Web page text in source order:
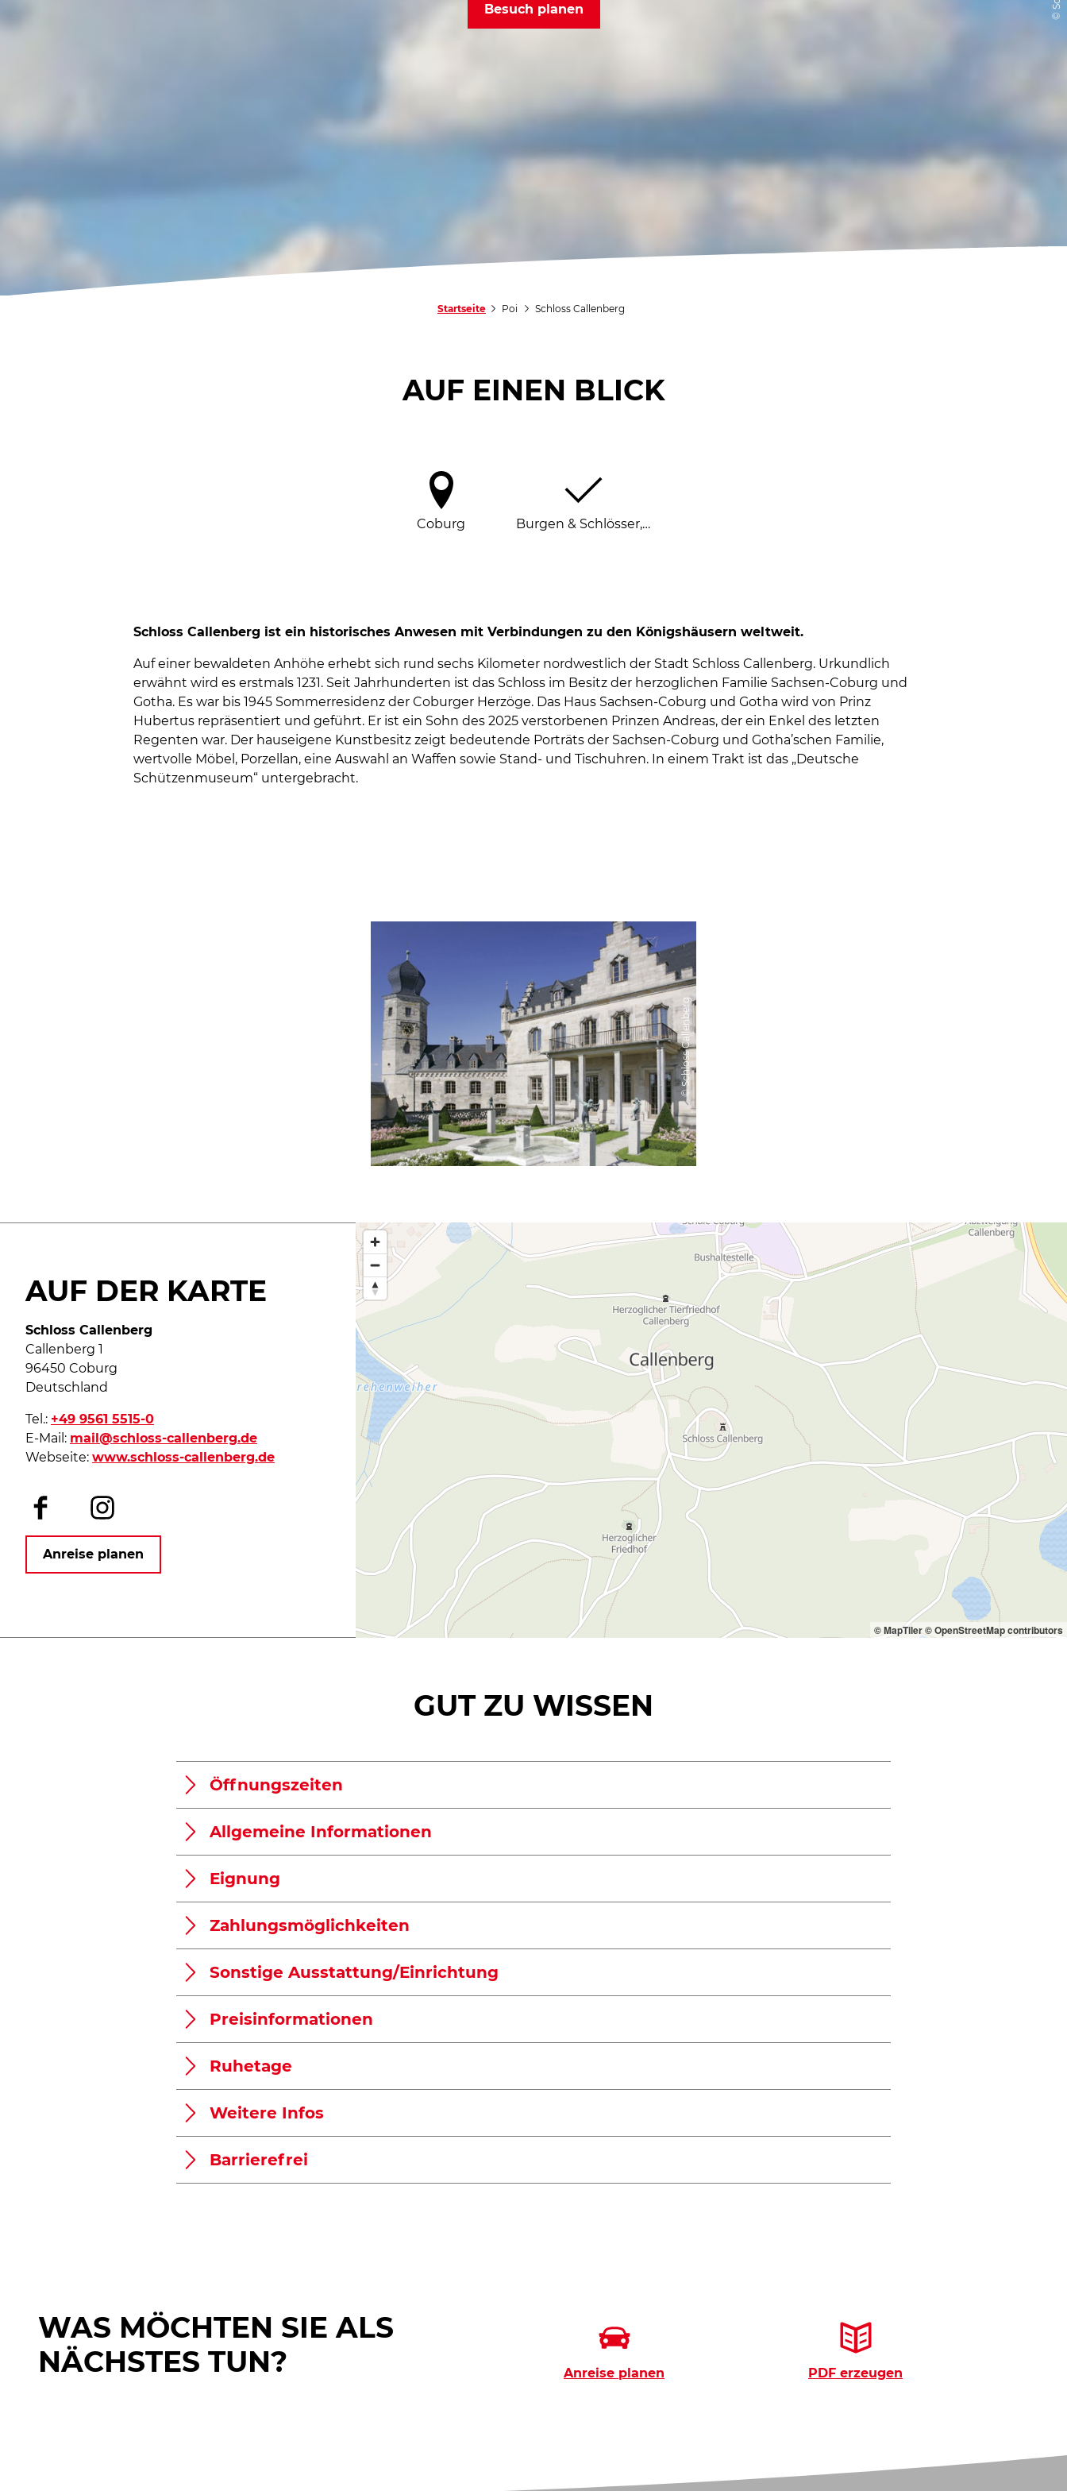
Besuch planen
Startseite Poi Schloss Callenberg
AUF EINEN BLICK
Coburg Burgen & Schlösser,…
Schloss Callenberg ist ein historisches Anwesen mit Verbindungen zu den Königshäusern weltweit.
Auf einer bewaldeten Anhöhe erhebt sich rund sechs Kilometer nordwestlich der Stadt Schloss Callenberg. Urkundlich
erwähnt wird es erstmals 1231. Seit Jahrhunderten ist das Schloss im Besitz der herzoglichen Familie Sachsen-Coburg und
Gotha. Es war bis 1945 Sommerresidenz der Coburger Herzöge. Das Haus Sachsen-Coburg und Gotha wird von Prinz
Hubertus repräsentiert und geführt. Er ist ein Sohn des 2025 verstorbenen Prinzen Andreas, der ein Enkel des letzten
Regenten war. Der hauseigene Kunstbesitz zeigt bedeutende Porträts der Sachsen-Coburg und Gotha’schen Familie,
wertvolle Möbel, Porzellan, eine Auswahl an Waffen sowie Stand- und Tischuhren. In einem Trakt ist das „Deutsche
Schützenmuseum“ untergebracht.
© Schloss Callenberg
AUF DER KARTE
Schloss Callenberg
Callenberg 1
96450 Coburg
Deutschland
Tel.: +49 9561 5515-0
E-Mail: mail@schloss-callenberg.de
Webseite: www.schloss-callenberg.de
F
a
e
I
n
s
t
Anreise planen
© MapTiler© OpenStreetMap contributors
GUT ZU WISSEN
Öffnungszeiten
Allgemeine Informationen
Eignung
Zahlungsmöglichkeiten
Sonstige Ausstattung/Einrichtung
Preisinformationen
Ruhetage
Weitere Infos
Barrierefrei
WAS MÖCHTEN SIE ALS
NÄCHSTES TUN?
Anreise planen PDF erzeugen